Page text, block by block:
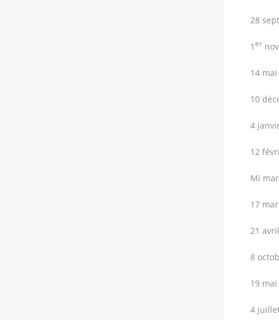
28
1 er
14
10
4
12
Mi
17
21
8
19 mai
4